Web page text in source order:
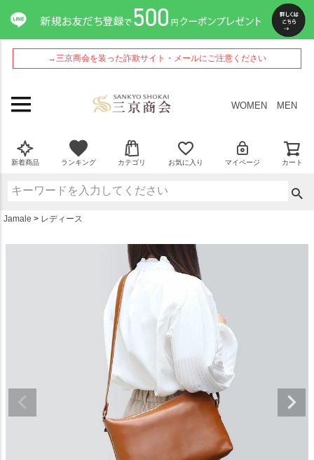
→三京商会を装った詐欺サイト・メールにご注意ください
WOMEN MEN
新着商品 ランキング カテゴリ お気に入り マイページ カート
Jamale レディース
ペー
ジト
ップ
へ